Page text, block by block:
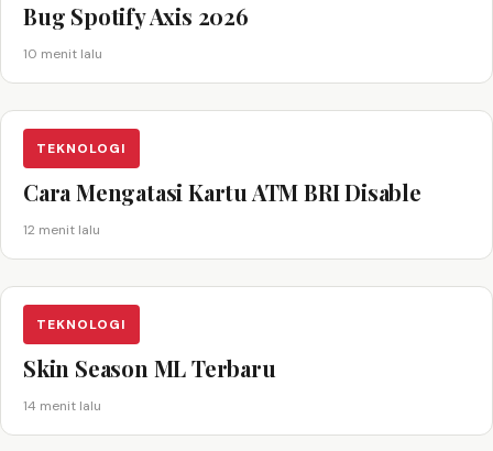
Bug Spotify Axis 2026
10 menit lalu
TEKNOLOGI
Cara Mengatasi Kartu ATM BRI Disable
12 menit lalu
TEKNOLOGI
Skin Season ML Terbaru
14 menit lalu